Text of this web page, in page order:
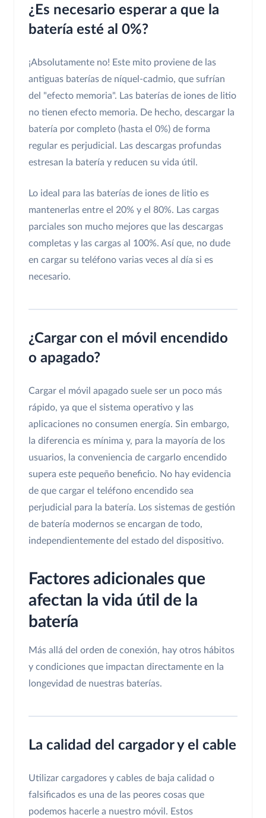
¿Es necesario esperar a que la
batería esté al 0%?
¡Absolutamente no! Este mito proviene de las
antiguas baterías de níquel-cadmio, que sufrían
del "efecto memoria". Las baterías de iones de litio
no tienen efecto memoria. De hecho, descargar la
batería por completo (hasta el 0%) de forma
regular es perjudicial. Las descargas profundas
estresan la batería y reducen su vida útil.
Lo ideal para las baterías de iones de litio es
mantenerlas entre el 20% y el 80%. Las cargas
parciales son mucho mejores que las descargas
completas y las cargas al 100%. Así que, no dude
en cargar su teléfono varias veces al día si es
necesario.
¿Cargar con el móvil encendido
o apagado?
Cargar el móvil apagado suele ser un poco más
rápido, ya que el sistema operativo y las
aplicaciones no consumen energía. Sin embargo,
la diferencia es mínima y, para la mayoría de los
usuarios, la conveniencia de cargarlo encendido
supera este pequeño beneficio. No hay evidencia
de que cargar el teléfono encendido sea
perjudicial para la batería. Los sistemas de gestión
de batería modernos se encargan de todo,
independientemente del estado del dispositivo.
Factores adicionales que
afectan la vida útil de la
batería
Más allá del orden de conexión, hay otros hábitos
y condiciones que impactan directamente en la
longevidad de nuestras baterías.
La calidad del cargador y el cable
Utilizar cargadores y cables de baja calidad o
falsificados es una de las peores cosas que
podemos hacerle a nuestro móvil. Estos